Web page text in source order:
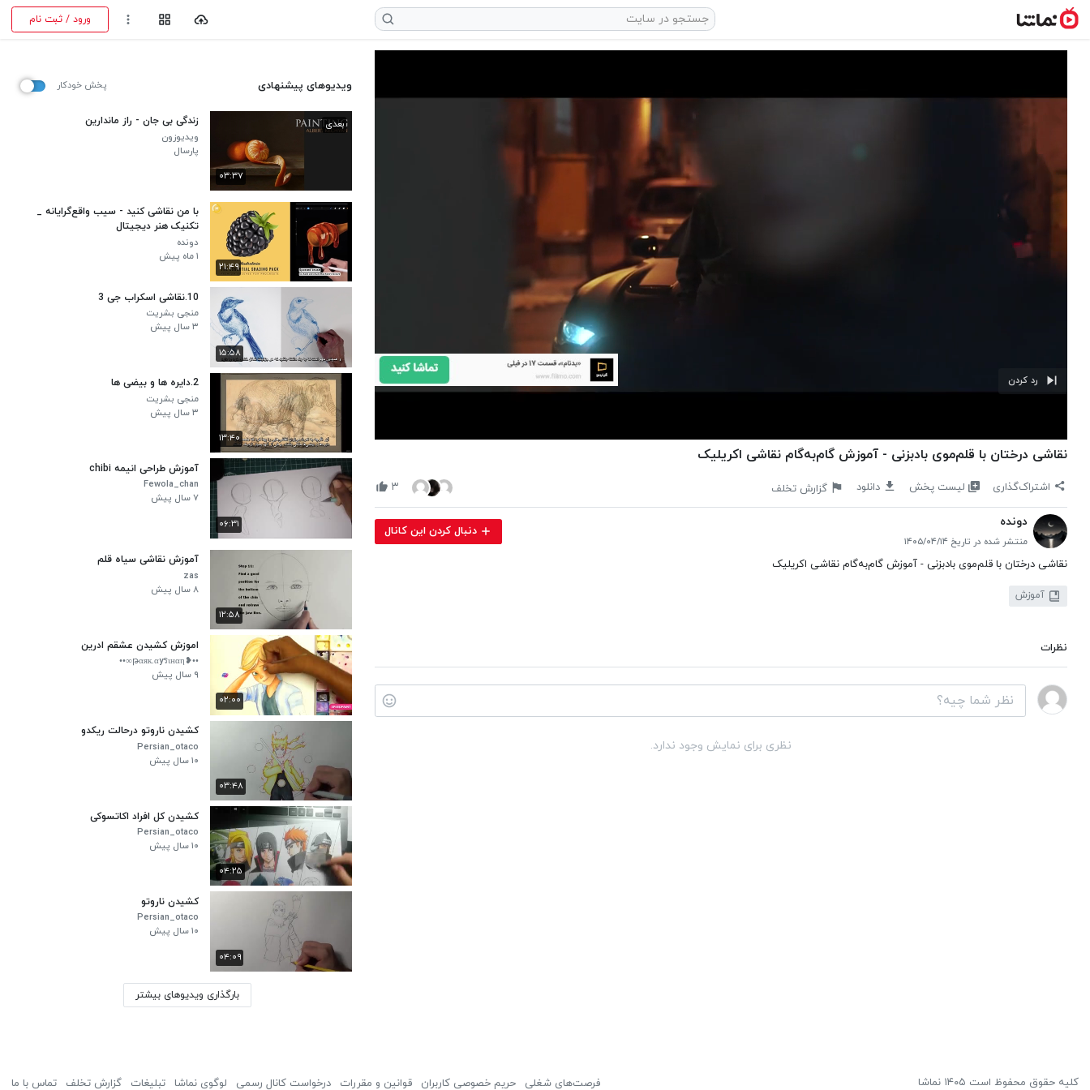
ورود / ثبت نام
رد کردن
نقاشی درختان با قلم‌موی بادبزنی - آموزش گام‌به‌گام نقاشی اکریلیک
اشتراک‌گذاری لیست پخش دانلود گزارش تخلف ۳
دونده
منتشر شده در تاریخ ۱۴۰۵/۰۴/۱۴
دنبال کردن این کانال
نقاشی درختان با قلم‌موی بادبزنی - آموزش گام‌به‌گام نقاشی اکریلیک
آموزش
نظرات
نظری برای نمایش وجود ندارد.
ویدیوهای پیشنهادی پخش خودکار
۰۳:۳۷
بعدی زندگی بی جان - راز ماندارین
ویدیوزون
پارسال
۲۱:۴۹
با من نقاشی کنید - سیب واقع‌گرایانه _
تکنیک هنر دیجیتال
دونده
۱ ماه پیش
۱۵:۵۸
10.نقاشی اسکراب جی 3
منجی بشریت
۳ سال پیش
۱۳:۴۰
2.دایره ها و بیضی ها
منجی بشریت
۳ سال پیش
۰۶:۳۱
آموزش طراحی انیمه chibi
Fewola_chan
۷ سال پیش
۱۲:۵۸
آموزش نقاشی سیاه قلم
zas
۸ سال پیش
۰۲:۰۰
اموزش کشیدن عشقم ادرین
••❥թαяк.αyรιнαη∞••
۹ سال پیش
۰۳:۴۸
کشیدن ناروتو درحالت ریکدو
Persian_otaco
۱۰ سال پیش
۰۴:۲۵
کشیدن کل افراد اکاتسوکی
Persian_otaco
۱۰ سال پیش
۰۴:۰۹
کشیدن ناروتو
Persian_otaco
۱۰ سال پیش
بارگذاری ویدیوهای بیشتر
کلیه حقوق محفوظ است ۱۴۰۵ نماشا فرصت‌های شغلی حریم خصوصی کاربران قوانین و مقررات درخواست کانال رسمی لوگوی نماشا تبلیغات گزارش تخلف تماس با ما